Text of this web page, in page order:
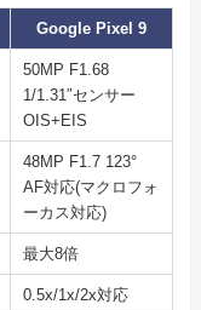
Google Pixel 9
50MP F1.68
1/1.31″センサー
OIS+EIS
48MP F1.7 123°
AF対応(マクロフォ
ーカス対応)
最大8倍
0.5x/1x/2x対応